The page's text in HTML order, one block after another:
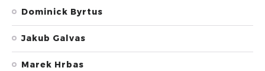
Dominick Byrtus
Jakub Galvas
Marek Hrbas